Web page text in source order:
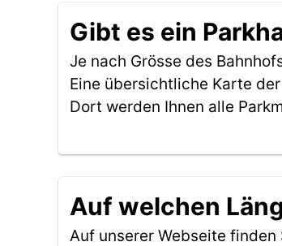
Gibt es ein
Je nach Grösse des
Eine übersichtliche Karte
Dort werden Ihnen alle
Auf welchen
Auf unserer Webseite